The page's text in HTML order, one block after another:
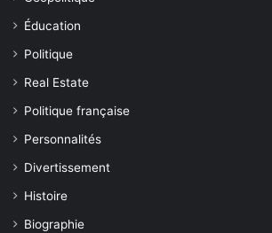
Éducation
Politique
Real Estate
Politique française
Personnalités
Divertissement
Histoire
Biographie